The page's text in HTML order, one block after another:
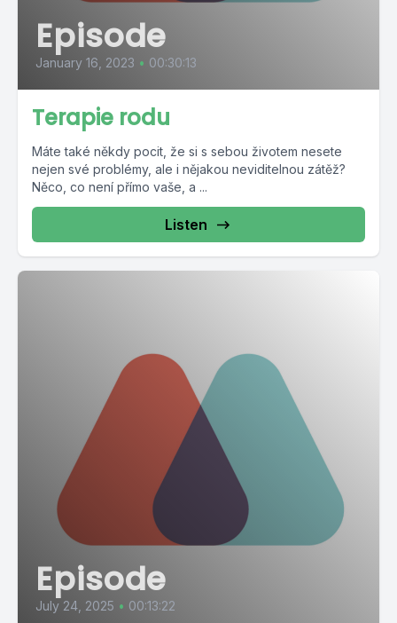
Episode
January 16, 2023 • 00:30:13
Terapie rodu
Máte také někdy pocit, že si s sebou životem nesete
nejen své problémy, ale i nějakou neviditelnou zátěž?
Něco, co není přímo vaše, a ...
Listen
Episode
July 24, 2025 • 00:13:22